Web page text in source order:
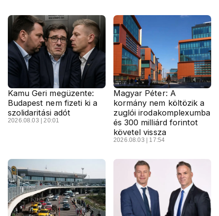
Kamu Geri megüzente:
Budapest nem fizeti ki a
szolidaritási adót
2026.08.03 | 20:01
Magyar Péter: A
kormány nem költözik a
zuglói irodakomplexumba
és 300 milliárd forintot
követel vissza
2026.08.03 | 17:54